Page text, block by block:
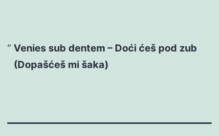
Venies sub dentem – Doći ćeš pod zub
(Dopašćeš mi šaka)